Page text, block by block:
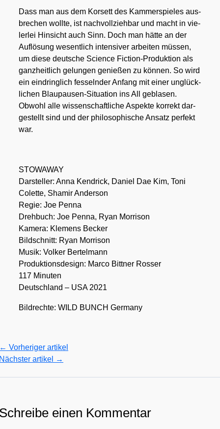
Dass man aus dem Kor­sett des Kam­mer­spie­les aus­
bre­chen woll­te, ist nach­voll­zieh­bar und macht in vie­
ler­lei Hin­sicht auch Sinn. Doch man hät­te an der
Auf­lö­sung wesent­lich inten­si­ver arbei­ten müs­sen,
um die­se deut­sche Sci­ence Fic­tion-Pro­duk­ti­on als
ganz­heit­lich gelun­gen genie­ßen zu kön­nen. So wird
ein ein­dring­lich fes­seln­der Anfang mit einer unglück­
li­chen Blau­pau­sen-Situa­ti­on ins All gebla­sen.
Obwohl alle wis­sen­schaft­li­che Aspek­te kor­rekt dar­
ge­stellt sind und der phi­lo­so­phi­sche Ansatz per­fekt
war.
STOWAWAY
Dar­stel­ler: Anna Kendrick, Dani­el Dae Kim, Toni
Colet­te, Shamir Ander­son
Regie: Joe Pen­na
Dreh­buch: Joe Pen­na, Ryan Mor­ri­son
Kame­ra: Kle­mens Becker
Bild­schnitt: Ryan Mor­ri­son
Musik: Vol­ker Ber­tel­mann
Pro­duk­ti­ons­de­sign: Mar­co Bitt­ner Ros­ser
117 Minu­ten
Deutsch­land – USA 2021
Bild­rech­te: WILD BUNCH Ger­ma­ny
Vorheriger artikel
artikel
→
einen Kommentar